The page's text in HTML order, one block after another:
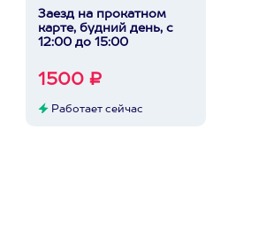
Заезд на прокатном
карте, будний день, с
12:00 до 15:00
1500 ₽
Работает сейчас